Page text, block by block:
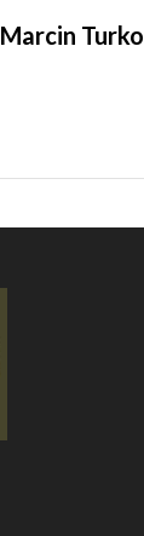
Marcin Turko